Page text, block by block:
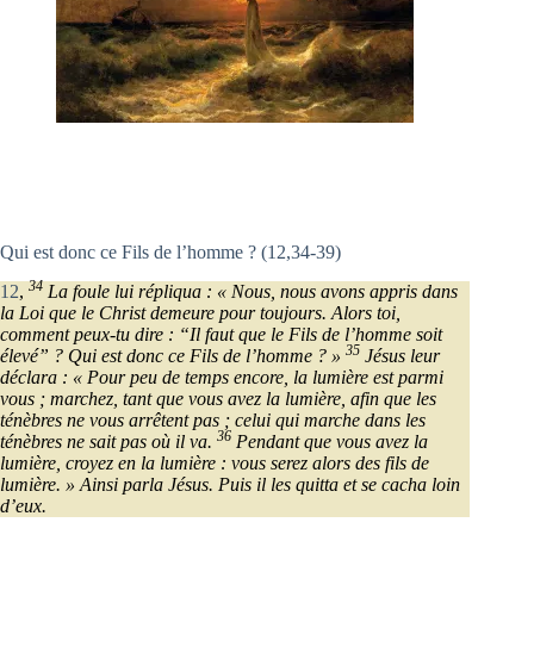
Qui est donc ce Fils de l’homme ? (12,34-39)
12, 34 La foule lui répliqua : « Nous, nous avons appris dans
la Loi que le Christ demeure pour toujours. Alors toi,
comment peux-tu dire : “Il faut que le Fils de l’homme soit
élevé” ? Qui est donc ce Fils de l’homme ? » 35 Jésus leur
déclara : « Pour peu de temps encore, la lumière est parmi
vous ; marchez, tant que vous avez la lumière, afin que les
ténèbres ne vous arrêtent pas ; celui qui marche dans les
ténèbres ne sait pas où il va. 36 Pendant que vous avez la
lumière, croyez en la lumière : vous serez alors des fils de
lumière. » Ainsi parla Jésus. Puis il les quitta et se cacha loin
d’eux.